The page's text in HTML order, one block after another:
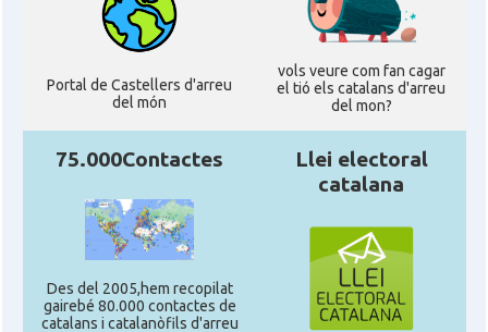
Portal de Castellers d'arreu
del món
vols veure com fan cagar
el tió els catalans d'arreu
del mon?
75.000Contactes
Des del 2005,hem recopilat
gairebé 80.000 contactes de
catalans i catalanòfils d'arreu
Llei electoral
catalana